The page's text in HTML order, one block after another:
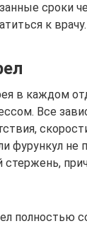
сроки
к врачу.
в каждом
Все
фурункул
стержень,
полностью